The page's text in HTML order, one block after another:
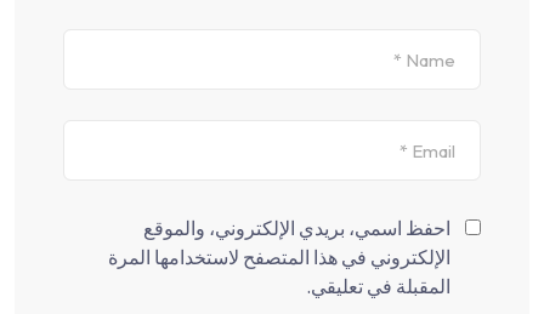
احفظ اسمي، بريدي الإلكتروني، والموقع
الإلكتروني في هذا المتصفح لاستخدامها المرة
المقبلة في تعليقي.